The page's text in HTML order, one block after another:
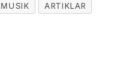
MUSIK ARTIKLAR